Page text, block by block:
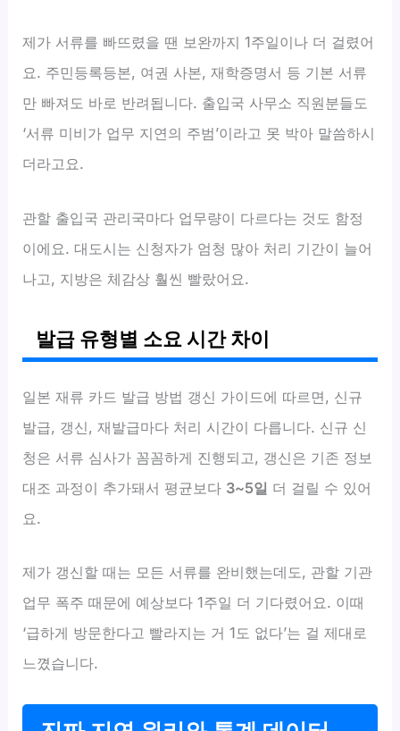
제가 서류를 빠뜨렸을 땐 보완까지 1주일이나 더 걸렸어
요. 주민등록등본, 여권 사본, 재학증명서 등 기본 서류
만 빠져도 바로 반려됩니다. 출입국 사무소 직원분들도
‘서류 미비가 업무 지연의 주범’이라고 못 박아 말씀하시
더라고요.
관할 출입국 관리국마다 업무량이 다르다는 것도 함정
이에요. 대도시는 신청자가 엄청 많아 처리 기간이 늘어
나고, 지방은 체감상 훨씬 빨랐어요.
발급 유형별 소요 시간 차이
일본 재류 카드 발급 방법 갱신 가이드에 따르면, 신규
발급, 갱신, 재발급마다 처리 시간이 다릅니다. 신규 신
청은 서류 심사가 꼼꼼하게 진행되고, 갱신은 기존 정보
대조 과정이 추가돼서 평균보다 3~5일 더 걸릴 수 있어
요.
제가 갱신할 때는 모든 서류를 완비했는데도, 관할 기관
업무 폭주 때문에 예상보다 1주일 더 기다렸어요. 이때
‘급하게 방문한다고 빨라지는 거 1도 없다’는 걸 제대로
느꼈습니다.